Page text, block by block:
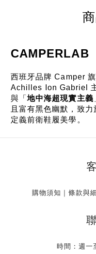
CAMPERLAB
西班牙品牌 Camper
Achilles Ion Gabriel
與「地中海超現實主義
且富有黑色幽默，致
定義前衛鞋履美學。
購物須知 ｜條款與
時間：週